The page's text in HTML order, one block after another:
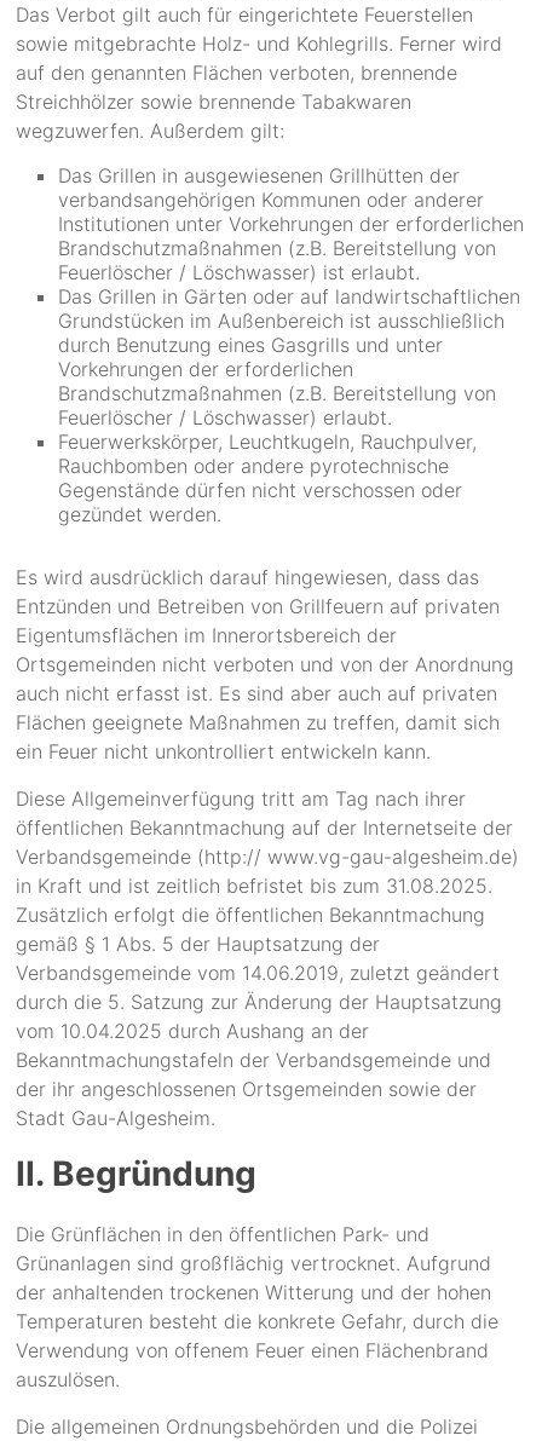
Das Verbot gilt auch für eingerichtete Feuerstellen
sowie mitgebrachte Holz- und Kohlegrills. Ferner wird
auf den genannten Flächen verboten, brennende
Streichhölzer sowie brennende Tabakwaren
wegzuwerfen. Außerdem gilt:
Das Grillen in ausgewiesenen Grillhütten der
verbandsangehörigen Kommunen oder anderer
Institutionen unter Vorkehrungen der erforderlichen
Brandschutzmaßnahmen (z.B. Bereitstellung von
Feuerlöscher / Löschwasser) ist erlaubt.
Das Grillen in Gärten oder auf landwirtschaftlichen
Grundstücken im Außenbereich ist ausschließlich
durch Benutzung eines Gasgrills und unter
Vorkehrungen der erforderlichen
Brandschutzmaßnahmen (z.B. Bereitstellung von
Feuerlöscher / Löschwasser) erlaubt.
Feuerwerkskörper, Leuchtkugeln, Rauchpulver,
Rauchbomben oder andere pyrotechnische
Gegenstände dürfen nicht verschossen oder
gezündet werden.
Es wird ausdrücklich darauf hingewiesen, dass das
Entzünden und Betreiben von Grillfeuern auf privaten
Eigentumsflächen im Innerortsbereich der
Ortsgemeinden nicht verboten und von der Anordnung
auch nicht erfasst ist. Es sind aber auch auf privaten
Flächen geeignete Maßnahmen zu treffen, damit sich
ein Feuer nicht unkontrolliert entwickeln kann.
Diese Allgemeinverfügung tritt am Tag nach ihrer
öffentlichen Bekanntmachung auf der Internetseite der
Verbandsgemeinde (http:// www.vg-gau-algesheim.de)
in Kraft und ist zeitlich befristet bis zum 31.08.2025.
Zusätzlich erfolgt die öffentlichen Bekanntmachung
gemäß § 1 Abs. 5 der Hauptsatzung der
Verbandsgemeinde vom 14.06.2019, zuletzt geändert
durch die 5. Satzung zur Änderung der Hauptsatzung
vom 10.04.2025 durch Aushang an der
Bekanntmachungstafeln der Verbandsgemeinde und
der ihr angeschlossenen Ortsgemeinden sowie der
Stadt Gau-Algesheim.
II. Begründung
Die Grünflächen in den öffentlichen Park- und
Grünanlagen sind großflächig vertrocknet. Aufgrund
der anhaltenden trockenen Witterung und der hohen
Temperaturen besteht die konkrete Gefahr, durch die
Verwendung von offenem Feuer einen Flächenbrand
auszulösen.
Die allgemeinen Ordnungsbehörden und die Polizei